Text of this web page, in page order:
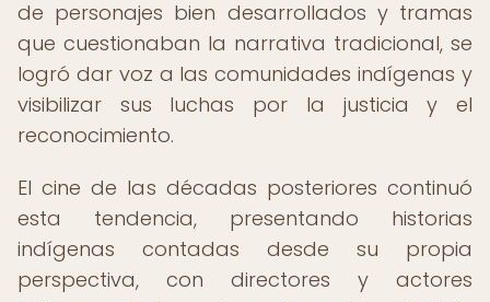
de personajes bien desarrollados y tramas
que cuestionaban la narrativa tradicional, se
logró dar voz a las comunidades indígenas y
visibilizar sus luchas por la justicia y el
reconocimiento.
El cine de las décadas posteriores continuó
esta tendencia, presentando historias
indígenas contadas desde su propia
perspectiva, con directores y actores